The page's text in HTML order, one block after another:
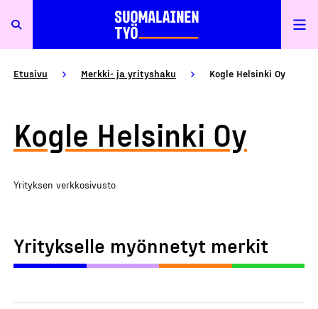
Etusivu Merkki- ja yrityshaku Kogle Helsinki Oy
Kogle Helsinki Oy
Yrityksen verkkosivusto
Yritykselle myönnetyt merkit